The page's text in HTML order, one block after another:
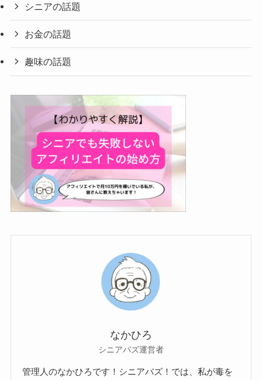
シニアの話題
お金の話題
趣味の話題
なかひろ
シニアバズ運営者
管理人のなかひろです！シニアバズ！では、私が毒を